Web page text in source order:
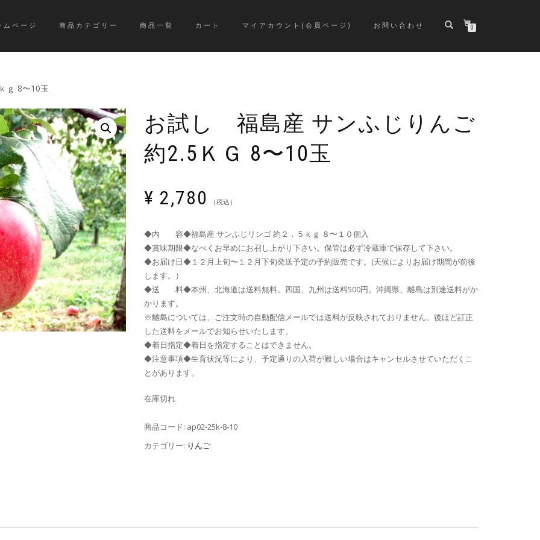
ムページ 商品カテゴリー 商品一覧 カート マイアカウント(会員ページ) お問い合わせ 0
ｇ 8〜10玉
お試し 福島産 サンふじりんご
約2.5ＫＧ 8〜10玉
¥ 2,780 （税込）
◆内 容◆福島産 サンふじリンゴ 約２．５ｋｇ ８〜１０個入
◆賞味期限◆なべくお早めにお召し上がり下さい。保管は必ず冷蔵庫で保存して下さい。
◆お届け日◆１２月上旬〜１２月下旬発送予定の予約販売です。(天候によりお届け期間が前後
します。）
◆送 料◆本州、北海道は送料無料。四国、九州は送料500円。沖縄県、離島は別途送料がか
かります。
※離島については、ご注文時の自動配信メールでは送料が反映されておりません。後ほど訂正
した送料をメールでお知らせいたします。
◆着日指定◆着日を指定することはできません。
◆注意事項◆生育状況等により、予定通りの入荷が難しい場合はキャンセルさせていただくこ
とがあります。
在庫切れ
商品コード: ap02-25k-8-10
カテゴリー: りんご